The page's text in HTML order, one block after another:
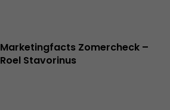
Marketingfacts Zomercheck –
Roel Stavorinus